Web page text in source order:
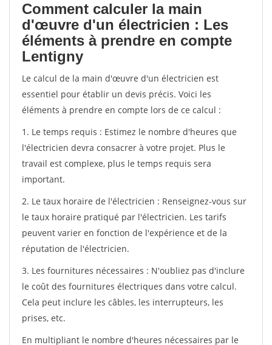
Comment calculer la main
d'œuvre d'un électricien : Les
éléments à prendre en compte
Lentigny
Le calcul de la main d'œuvre d'un électricien est
essentiel pour établir un devis précis. Voici les
éléments à prendre en compte lors de ce calcul :
1. Le temps requis : Estimez le nombre d'heures que
l'électricien devra consacrer à votre projet. Plus le
travail est complexe, plus le temps requis sera
important.
2. Le taux horaire de l'électricien : Renseignez-vous sur
le taux horaire pratiqué par l'électricien. Les tarifs
peuvent varier en fonction de l'expérience et de la
réputation de l'électricien.
3. Les fournitures nécessaires : N'oubliez pas d'inclure
le coût des fournitures électriques dans votre calcul.
Cela peut inclure les câbles, les interrupteurs, les
prises, etc.
En multipliant le nombre d'heures nécessaires par le